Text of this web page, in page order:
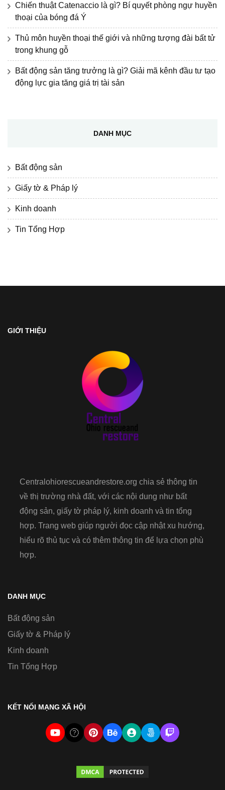
Chiến thuật Catenaccio là gì? Bí quyết phòng ngự huyền
thoại của bóng đá Ý
Thủ môn huyền thoại thế giới và những tượng đài bất tử
trong khung gỗ
Bất động sản tăng trưởng là gì? Giải mã kênh đầu tư tạo
động lực gia tăng giá trị tài sản
DANH MỤC
Bất động sản
Giấy tờ & Pháp lý
Kinh doanh
Tin Tổng Hợp
GIỚI THIỆU
Centralohiorescueandrestore.org chia sẻ thông tin
về thị trường nhà đất, với các nội dung như bất
động sản, giấy tờ pháp lý, kinh doanh và tin tổng
hợp. Trang web giúp người đọc cập nhật xu hướng,
hiểu rõ thủ tục và có thêm thông tin để lựa chọn phù
hợp.
DANH MỤC
Bất động sản
Giấy tờ & Pháp lý
Kinh doanh
Tin Tổng Hợp
KẾT NỐI MẠNG XÃ HỘI